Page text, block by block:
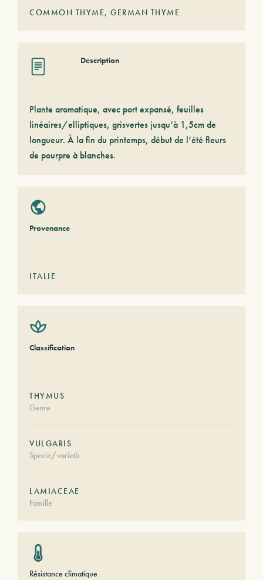
COMMON THYME, GERMAN THYME
Description
Plante aromatique, avec port expansé, feuilles
linéaires/elliptiques, grisvertes jusqu’à 1,5cm de
longueur. À la fin du printemps, début de l’été fleurs
de pourpre à blanches.
Provenance
ITALIE
Classification
THYMUS
Genre
VULGARIS
Specie/varietà
LAMIACEAE
Famille
Résistance climatique